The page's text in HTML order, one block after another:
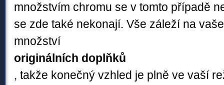
množstvím chromu se v tomto případě
se zde také nekonají. Vše záleží na
množství
originálních doplňků
, takže konečný vzhled je plně ve vaší